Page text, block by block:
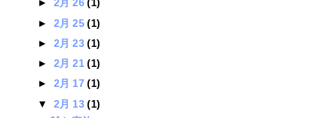
► 2月 26(1)
► 2月 25(1)
► 2月 23(1)
► 2月 21(1)
► 2月 17(1)
▼ 2月 13(1)